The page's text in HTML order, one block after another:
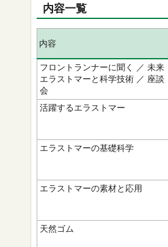
内容一覧
内容
フロントランナーに聞く ／ 未来
エラストマーと科学技術 ／ 座談
会
活躍するエラストマー
エラストマーの基礎科学
エラストマーの素材と応用
天然ゴム